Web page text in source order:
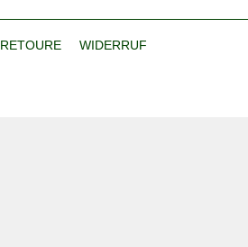
RETOURE WIDERRUF